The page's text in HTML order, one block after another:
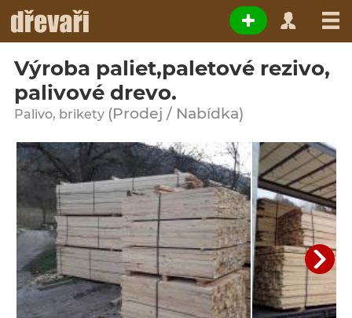
Výroba paliet,paletové rezivo,
palivové drevo.
Palivo, brikety (Prodej / Nabídka)